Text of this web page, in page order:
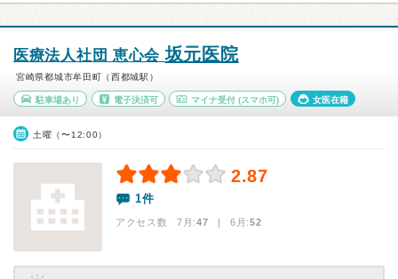
医療法人社団 恵心会坂元医院
宮崎県都城市牟田町（西都城駅）
駐車場あり 電子決済可 マイナ受付 (スマホ可) 女医在籍
土曜（〜12:00）
2.87
1件
アクセス数 7月:47 | 6月:52